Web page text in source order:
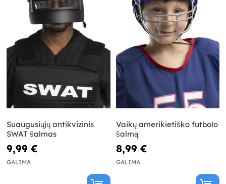
Suaugusiųjų antikvizinis
SWAT šalmas
9,99 €
GALIMA
Vaikų amerikietiško futbolo
šalmą
8,99 €
GALIMA